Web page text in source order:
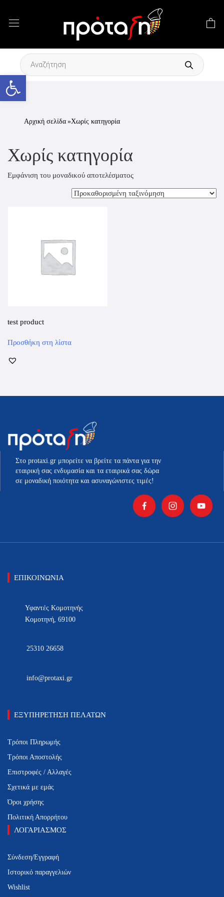
Ανοίξτε τη γραμμή εργαλείων
Products
search
Αρχική σελίδα »Χωρίς κατηγορία
Χωρίς κατηγορία
Εμφάνιση του μοναδικού αποτελέσματος
test product
Προσθήκη στη λίστατο
Οι
να
επιλεγούν
σελίδα
του
προϊόντος
Στο protaxi.gr μπορείτε να βρείτε τα πάντα για την
εταιρική σας ενδυμασία και τα εταιρικά σας δώρα
σε μοναδική ποιότητα και ασυναγώνιστες τιμές!
ΕΠΙΚΟΙΝΩΝΙΑ
Υφαντές Κομοτηνής
Κομοτηνή, 69100
25310 26658
info@protaxi.gr
ΕΞΥΠΗΡΕΤΗΣΗ ΠΕΛΑΤΩΝ
Τρόποι Πληρωμής
Τρόποι Αποστολής
Επιστροφές / Αλλαγές
Σχετικά με εμάς
Όροι χρήσης
Πολιτική Απορρήτου
ΛΟΓΑΡΙΑΣΜΟΣ
Σύνδεση/Εγγραφή
Ιστορικό παραγγελιών
Wishlist